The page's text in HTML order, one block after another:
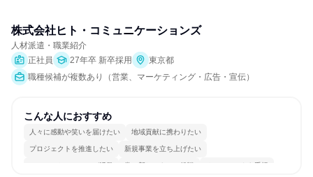
株式会社ヒト・コミュニケーションズ
人材派遣・職業紹介
正社員
27年卒 新卒採用
東京都
職種候補が複数あり（営業、マーケティング・広告・宣伝）
こんな人におすすめ
人々に感動や笑いを届けたい 地域貢献に携わりたい
プロジェクトを推進したい 新規事業を立ち上げたい
コミュニケーションが活発 常に新しいものに挑戦 チームワークを重視